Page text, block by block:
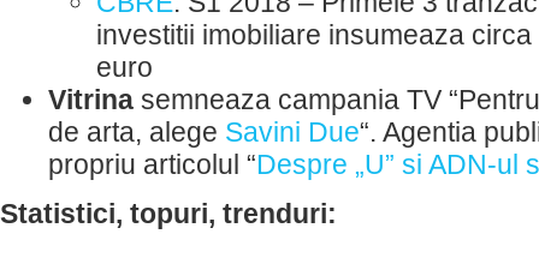
investitii imobiliare insumeaza
euro
Vitrina semneaza campania TV
de arta, alege Savini Due“. Agentia
propriu articolul “Despre „U” si ADN-ul
Statistici, topuri, trenduri: